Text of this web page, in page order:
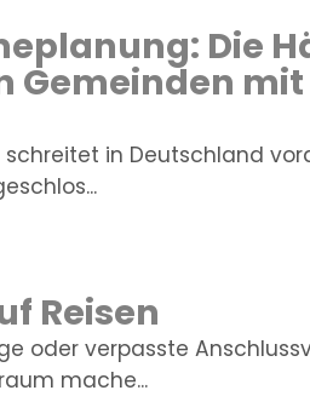
Die
Gemeinden
in Deutschland
Reisen
oder verpasste
mache...
IHR